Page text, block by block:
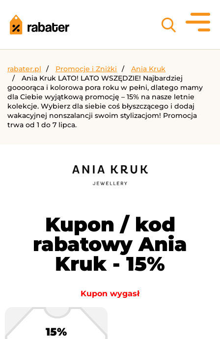
rabater.pl Promocje i Zniżki
Ania Kruk
Ania Kruk LATO! LATO WSZĘDZIE! Najbardziej
goooorąca i kolorowa pora roku w pełni, dlatego mamy
dla Ciebie wyjątkową promocję – 15% na nasze letnie
kolekcje. Wybierz dla siebie coś błyszczącego i dodaj
wakacyjnej nonszalancji swoim stylizacjom! Promocja
trwa od 1 do 7 lipca.
Kupon / kod
rabatowy Ania
Kruk - 15%
Kupon wygasł
15%